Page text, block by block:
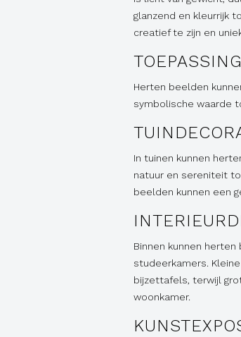
glanzend en kleurrijk
creatief te zijn en
Herten beelden
symbolische waarde
In tuinen kunnen
natuur en sereniteit
beelden kunnen een
Binnen kunnen
studeerkamers.
bijzettafels, terwijl
woonkamer.